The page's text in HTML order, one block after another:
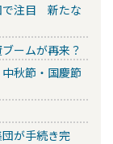
で注目 新たな
ームが再来？
秋節・国慶節
団が手続き完